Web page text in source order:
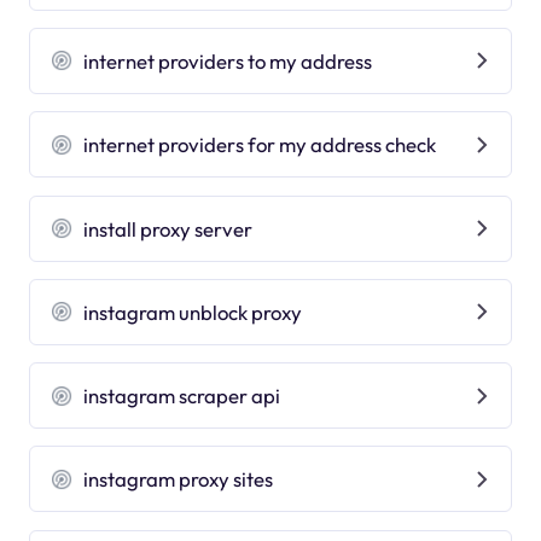
internet providers to my address
internet providers for my address check
install proxy server
instagram unblock proxy
instagram scraper api
instagram proxy sites